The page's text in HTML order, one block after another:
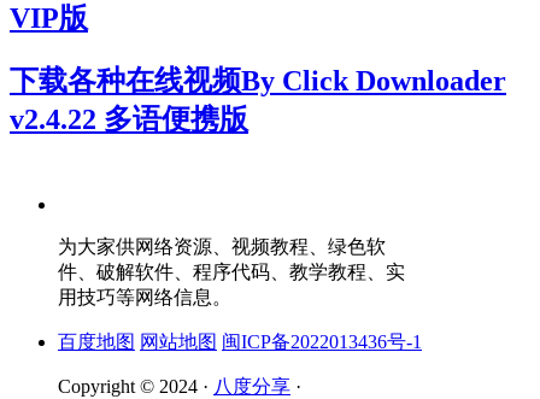
VIP版
下载各种在线视频By Click Downloader
v2.4.22 多语便携版
为大家供网络资源、视频教程、绿色软
件、破解软件、程序代码、教学教程、实
用技巧等网络信息。
百度地图 网站地图 闽ICP备2022013436号-1
Copyright © 2024 · 八度分享 ·